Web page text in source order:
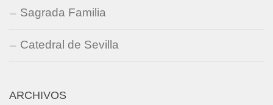
Sagrada Familia
Catedral de Sevilla
ARCHIVOS